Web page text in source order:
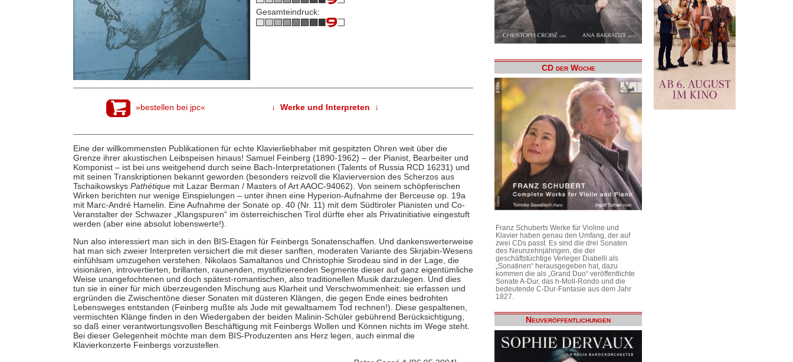
Gesamteindruck:
»bestellen bei jpc« ↓ Werke und Interpreten ↓
Eine der willkommensten Publikationen für echte Klavierliebhaber mit gespitzten Ohren weit über die
Grenze ihrer akustischen Leibspeisen hinaus! Samuel Feinberg (1890-1962) – der Pianist, Bearbeiter und
Komponist – ist bei uns weitgehend durch seine Bach-Interpretationen (Talents of Russia RCD 16231) und
mit seinen Transkriptionen bekannt geworden (besonders reizvoll die Klavierversion des Scherzos aus
Tschaikowskys Pathétiquemit Lazar Berman / Masters of Art AAOC-94062). Von seinem schöpferischen
Wirken berichten nur wenige Einspielungen – unter ihnen eine Hyperion-Aufnahme der Berceuse op. 19a
mit Marc-André Hamelin. Eine Aufnahme der Sonate op. 40 (Nr. 11) mit dem Südtiroler Pianisten und Co-
Veranstalter der Schwazer „Klangspuren“ im österreichischen Tirol dürfte eher als Privatinitiative eingestuft
werden (aber eine absolut lobenswerte!).
Nun also interessiert man sich in den BIS-Etagen für Feinbergs Sonatenschaffen. Und dankenswerterweise
hat man sich zweier Interpreten versichert die mit dieser sanften, moderaten Variante des Skrjabin-Wesens
einfühlsam umzugehen verstehen. Nikolaos Samaltanos und Christophie Sirodeau sind in der Lage, die
visionären, introvertierten, brillanten, raunenden, mystifizierenden Segmente dieser auf ganz eigentümliche
Weise unangefochtenen und doch spätest-romantischen, also traditionellen Musik darzulegen. Und dies
tun sie in einer für mich überzeugenden Mischung aus Klarheit und Verschwommenheit: sie erfassen und
ergründen die Zwischentöne dieser Sonaten mit düsteren Klängen, die gegen Ende eines bedrohten
Lebensweges entstanden (Feinberg mußte als Jude mit gewaltsamem Tod rechnen!). Diese gespaltenen,
vermischten Klänge finden in den Wiedergaben der beiden Malinin-Schüler gebührend Berücksichtigung,
so daß einer verantwortungsvollen Beschäftigung mit Feinbergs Wollen und Können nichts im Wege steht.
Bei dieser Gelegenheit möchte man dem BIS-Produzenten ans Herz legen, auch einmal die
Klavierkonzerte Feinbergs vorzustellen.
CD der Woche
Franz Schuberts Werke für Violine und
Klavier haben genau den Umfang, der auf
zwei CDs passt. Es sind die drei Sonaten
des Neunzehnjährigen, die der
geschäftstüchtige Verleger Diabelli als
„Sonatinen“ herausgegeben hat, dazu
kommen die als „Grand Duo“ veröffentlichte
Sonate A-Dur, das h-Moll-Rondo und die
bedeutende C-Dur-Fantasie aus dem Jahr
1827.
Neuveröffentlichungen